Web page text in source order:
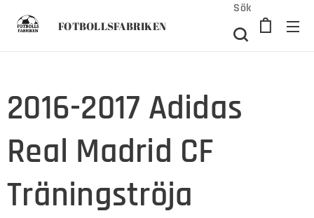
FOTBOLLSFABRIKEN
Sök
2016-2017 Adidas
Real Madrid CF
Träningströja